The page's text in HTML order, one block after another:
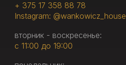
+ 375 17 358 88 78
Instagram: @wankowicz_house
вторник - воскресенье:
с 11:00 до 19:00